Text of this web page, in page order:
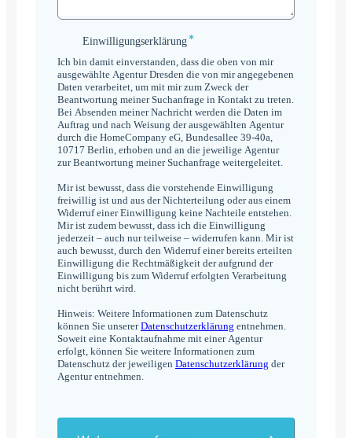
Einwilligungserklärung
Einwilligungserklärung*
Ich bin damit einverstanden, dass die oben von mir
ausgewählte Agentur Dresden die von mir angegebenen
Daten verarbeitet, um mit mir zum Zweck der
Beantwortung meiner Suchanfrage in Kontakt zu treten.
Bei Absenden meiner Nachricht werden die Daten im
Auftrag und nach Weisung der ausgewählten Agentur
durch die HomeCompany eG, Bundesallee 39-40a,
10717 Berlin, erhoben und an die jeweilige Agentur
zur Beantwortung meiner Suchanfrage weitergeleitet.
Mir ist bewusst, dass die vorstehende Einwilligung
freiwillig ist und aus der Nichterteilung oder aus einem
Widerruf einer Einwilligung keine Nachteile entstehen.
Mir ist zudem bewusst, dass ich die Einwilligung
jederzeit – auch nur teilweise – widerrufen kann. Mir ist
auch bewusst, durch den Widerruf einer bereits erteilten
Einwilligung die Rechtmäßigkeit der aufgrund der
Einwilligung bis zum Widerruf erfolgten Verarbeitung
nicht berührt wird.
Hinweis: Weitere Informationen zum Datenschutz
können Sie unsererDatenschutzerklärung entnehmen.
Soweit eine Kontaktaufnahme mit einer Agentur
erfolgt, können Sie weitere Informationen zum
Datenschutz der jeweiligen Datenschutzerklärung der
Agentur entnehmen.